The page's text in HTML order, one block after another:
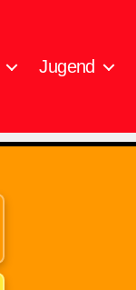
Jugend